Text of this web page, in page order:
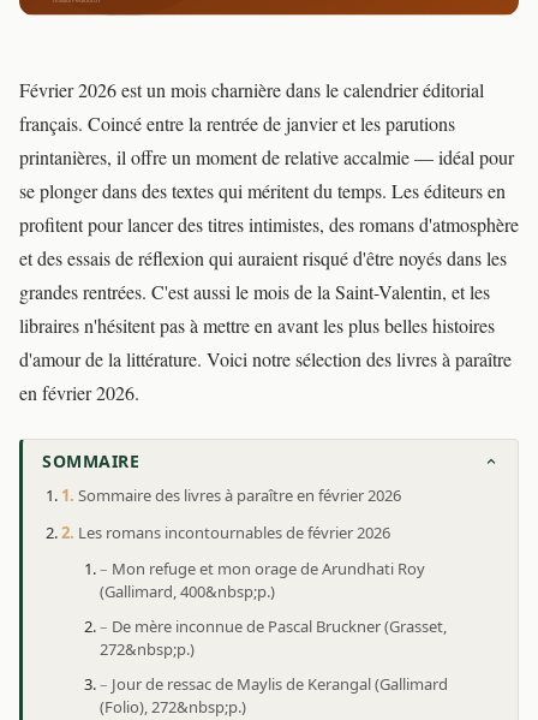
Février 2026 est un mois charnière dans le calendrier éditorial
français. Coincé entre la rentrée de janvier et les parutions
printanières, il offre un moment de relative accalmie — idéal pour
se plonger dans des textes qui méritent du temps. Les éditeurs en
profitent pour lancer des titres intimistes, des romans d'atmosphère
et des essais de réflexion qui auraient risqué d'être noyés dans les
grandes rentrées. C'est aussi le mois de la Saint-Valentin, et les
libraires n'hésitent pas à mettre en avant les plus belles histoires
d'amour de la littérature. Voici notre sélection des livres à paraître
en février 2026.
SOMMAIRE
Sommaire des livres à paraître en février 2026
Les romans incontournables de février 2026
Mon refuge et mon orage de Arundhati Roy
(Gallimard, 400&nbsp;p.)
De mère inconnue de Pascal Bruckner (Grasset,
272&nbsp;p.)
Jour de ressac de Maylis de Kerangal (Gallimard
(Folio), 272&nbsp;p.)